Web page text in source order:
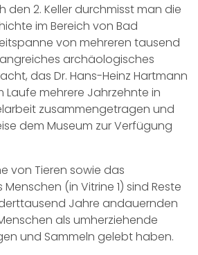
den 2. Keller durchmisst man die
im Bereich von Bad
von mehreren tausend
archäologisches
das Dr. Hans-Heinz Hartmann
Laufe mehrere Jahrzehnte in
zusammengetragen und
dem Museum zur Verfügung
von Tieren sowie das
(in Vitrine 1) sind Reste
Jahre andauernden
als umherziehende
und Sammeln gelebt haben.